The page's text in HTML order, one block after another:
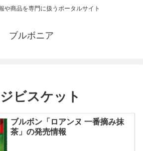
や商品を専門に扱うポータルサイト
ブルボニア
ビスケット
ブルボン「ロアンヌ 一番摘み抹
茶」の発売情報